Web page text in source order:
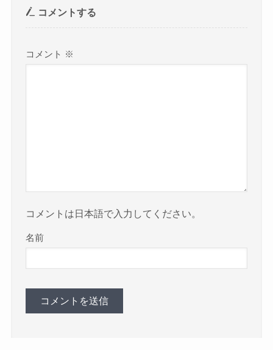
コメントする
コメント ※
コメントは日本語で入力してください。
名前